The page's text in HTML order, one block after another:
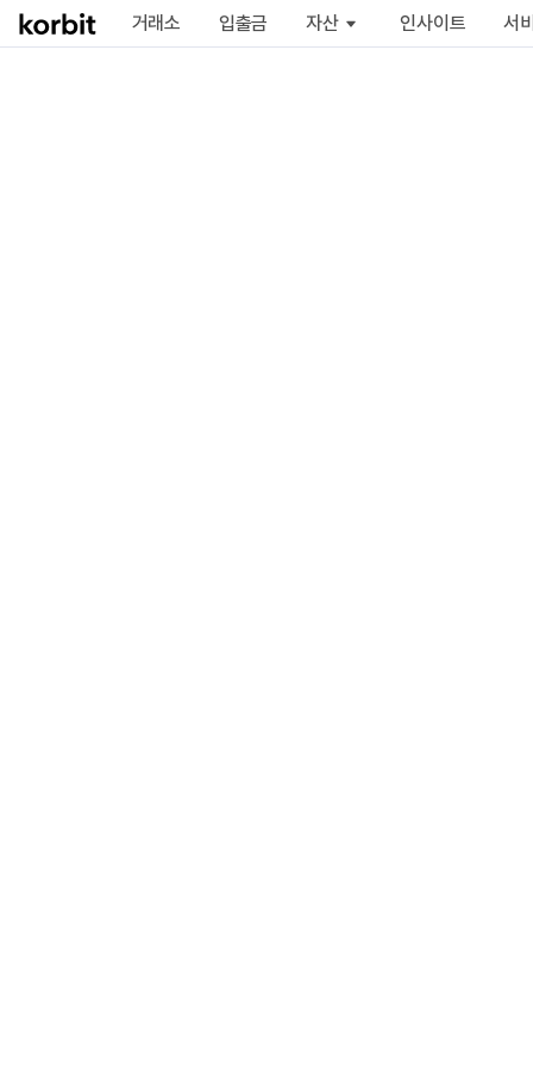
거래소 입출금 자산 인사이트 서